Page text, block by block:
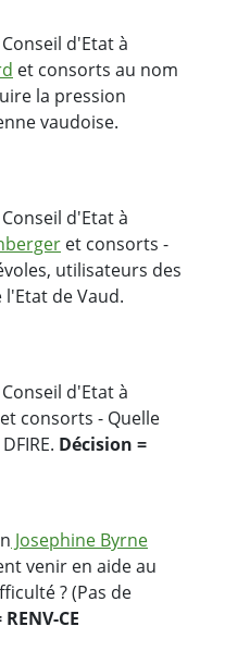
d'Etat à
et consorts au nom
la pression
vaudoise.
d'Etat à
et consorts -
utilisateurs des
de Vaud.
d'Etat à
et consorts - Quelle
Décision =
Josephine Byrne
venir en aide au
? (Pas de
CE